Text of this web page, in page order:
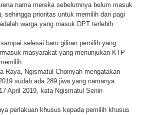
nama mereka sebelumnya belum masuk
sehingga prioritas untuk memilih dari pagi
warga yang masuk DPT terlebih
selesai baru giliran pemilih yang
masyarakat yang menunjukan KTP
Raya, Ngismatul Choiriyah mengatakan
sudah ada 289 jiwa yang namanya
April 2019, kata Ngismatul Senin
perlakuan khusus kepada pemilih khusus